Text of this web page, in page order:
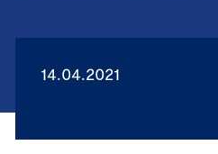
14.04.2021